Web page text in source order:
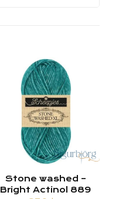
Stone washed –
Bright Actinol 889